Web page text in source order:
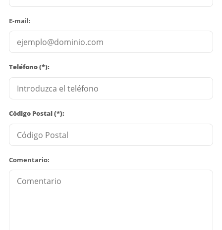
E-mail:
Teléfono (*):
Código Postal (*):
Comentario: